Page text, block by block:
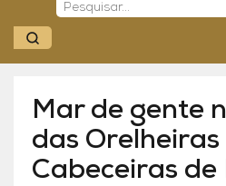
Concelho
Município
Turismo
Cultura
Outros
Balcão Online
Mar de gente
das Orelheiras
Cabeceiras de